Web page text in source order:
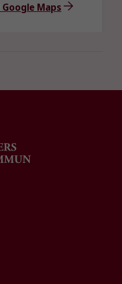
Maps